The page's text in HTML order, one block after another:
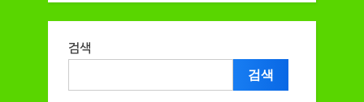
검색
검색